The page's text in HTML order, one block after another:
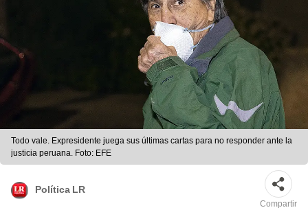
Todo vale. Expresidente juega sus últimas cartas para no responder ante la
justicia peruana. Foto: EFE
Política LR
Compartir